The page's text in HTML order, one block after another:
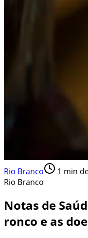
Rio Branco 1 min
Rio Branco
Notas de
ronco e as